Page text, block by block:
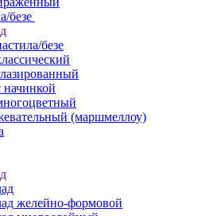
безе
безе
начинкой
(маршмеллоу)
желейно-формовой